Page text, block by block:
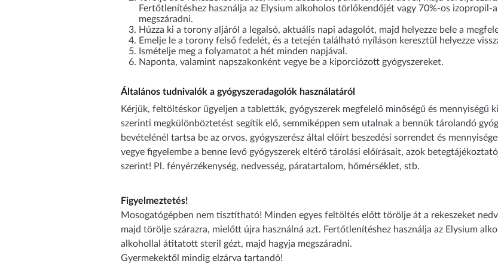
Fertőtlenítéshez használja az Elysium alkoholos törlőkendőjét vagy 70%-os
megszáradni.
Húzza ki a torony aljáról a legalsó, aktuális napi adagolót, majd helyezze bele a
Emelje le a torony felső fedelét, és a tetején található nyíláson keresztül helyezze
Ismételje meg a folyamatot a hét minden napjával.
Naponta, valamint napszakonként vegye be a kiporciózott gyógyszereket.
Általános tudnivalók a gyógyszeradagolók használatáról
Kérjük, feltöltéskor ügyeljen a tabletták, gyógyszerek megfelelő minőségű és mennyiségű
szerinti megkülönböztetést segítik elő, semmiképpen sem utalnak a bennük tárolandó
bevételénél tartsa be az orvos, gyógyszerész által előírt beszedési sorrendet és
vegye figyelembe a benne levő gyógyszerek eltérő tárolási előírásait, azok
szerint! Pl. fényérzékenység, nedvesség, páratartalom, hőmérséklet, stb.
Figyelmeztetés!
Mosogatógépben nem tisztítható! Minden egyes feltöltés előtt törölje át a rekeszeket
majd törölje szárazra, mielőtt újra használná azt. Fertőtlenítéshez használja az Elysium
alkohollal átitatott steril gézt, majd hagyja megszáradni.
Gyermekektől mindig elzárva tartandó!